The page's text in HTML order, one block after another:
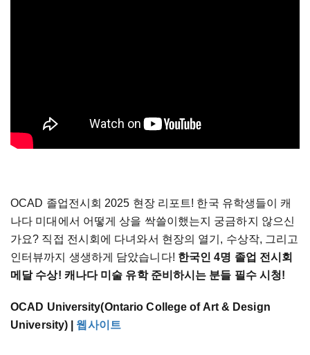
OCAD 졸업전시회 2025 현장 리포트! 한국 유학생들이 캐
나다 미대에서 어떻게 상을 싹쓸이했는지 궁금하지 않으신
가요? 직접 전시회에 다녀와서 현장의 열기, 수상작, 그리고
인터뷰까지 생생하게 담았습니다! 한국인 4명 졸업 전시회
메달 수상! 캐나다 미술 유학 준비하시는 분들 필수 시청!
OCAD University(Ontario College of Art & Design
University) | 웹사이트